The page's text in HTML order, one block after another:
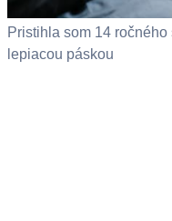
Pristihla som 14
lepiacou páskou